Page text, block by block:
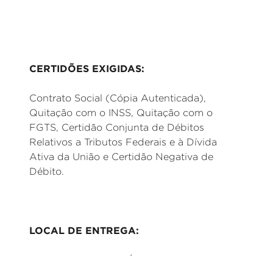
CERTIDÕES EXIGIDAS:
Contrato Social (Cópia Autenticada),
Quitação com o INSS, Quitação com o
FGTS, Certidão Conjunta de Débitos
Relativos a Tributos Federais e à Dívida
Ativa da União e Certidão Negativa de
Débito.
LOCAL DE ENTREGA: